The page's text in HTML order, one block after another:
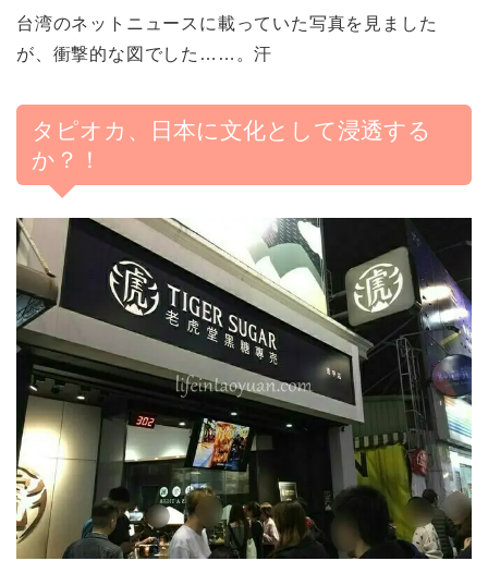
台湾のネットニュースに載っていた写真を見ました
が、衝撃的な図でした……。汗
タピオカ、日本に文化として浸透する
か？！